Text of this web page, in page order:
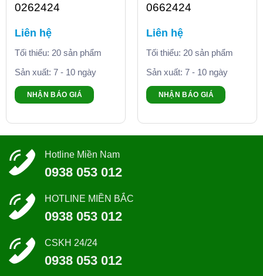
0262424
Liên hệ
Tối thiểu: 20 sản phẩm
Sản xuất: 7 - 10 ngày
NHẬN BÁO GIÁ
0662424
Liên hệ
Tối thiểu: 20 sản phẩm
Sản xuất: 7 - 10 ngày
NHẬN BÁO GIÁ
Hotline Miền Nam
0938 053 012
HOTLINE MIỀN BẮC
0938 053 012
CSKH 24/24
0938 053 012